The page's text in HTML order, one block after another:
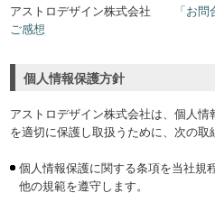
アストロデザイン株式会社
「お
ご感想
個人情報保護方針
アストロデザイン株式会社は、個人
を適切に保護し取扱うために、次の取
個人情報保護に関する条項を当社規
他の規範を遵守します。